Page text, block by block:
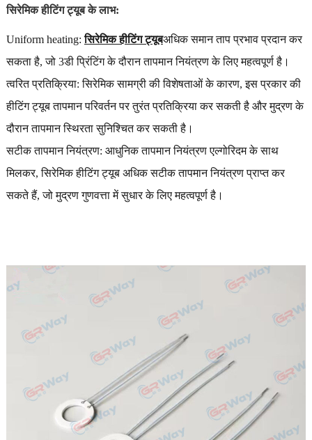
सिरेमिक हीटिंग ट्यूब के लाभ:
Uniform heating:सिरेमिक हीटिंग ट्यूबअधिक समान ताप प्रभाव प्रदान कर
सकता है, जो 3डी प्रिंटिंग के दौरान तापमान नियंत्रण के लिए महत्वपूर्ण है।
त्वरित प्रतिक्रिया: सिरेमिक सामग्री की विशेषताओं के कारण, इस प्रकार की
हीटिंग ट्यूब तापमान परिवर्तन पर तुरंत प्रतिक्रिया कर सकती है और मुद्रण के
दौरान तापमान स्थिरता सुनिश्चित कर सकती है।
सटीक तापमान नियंत्रण: आधुनिक तापमान नियंत्रण एल्गोरिदम के साथ
मिलकर, सिरेमिक हीटिंग ट्यूब अधिक सटीक तापमान नियंत्रण प्राप्त कर
सकते हैं, जो मुद्रण गुणवत्ता में सुधार के लिए महत्वपूर्ण है।